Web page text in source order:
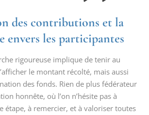
des contributions et la
envers les participantes
rigoureuse implique de tenir au
le montant récolté, mais aussi
des fonds. Rien de plus fédérateur
honnête, où l’on n’hésite pas à
étape, à remercier, et à valoriser toutes